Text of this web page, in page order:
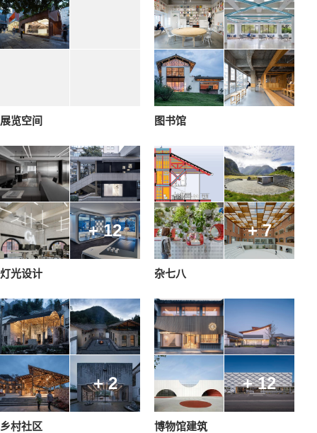
展览空间 图书馆
+ 12
灯光设计
+ 7
杂七八
+ 2
乡村社区
+ 12
博物馆建筑